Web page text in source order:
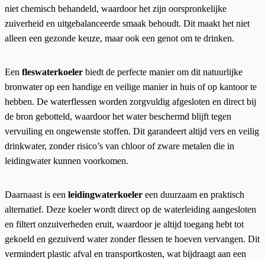
niet chemisch behandeld, waardoor het zijn oorspronkelijke
zuiverheid en uitgebalanceerde smaak behoudt. Dit maakt het niet
alleen een gezonde keuze, maar ook een genot om te drinken.
Een fleswaterkoeler biedt de perfecte manier om dit natuurlijke
bronwater op een handige en veilige manier in huis of op kantoor te
hebben. De waterflessen worden zorgvuldig afgesloten en direct bij
de bron gebotteld, waardoor het water beschermd blijft tegen
vervuiling en ongewenste stoffen. Dit garandeert altijd vers en veilig
drinkwater, zonder risico’s van chloor of zware metalen die in
leidingwater kunnen voorkomen.
Daarnaast is een leidingwaterkoeler een duurzaam en praktisch
alternatief. Deze koeler wordt direct op de waterleiding aangesloten
en filtert onzuiverheden eruit, waardoor je altijd toegang hebt tot
gekoeld en gezuiverd water zonder flessen te hoeven vervangen. Dit
vermindert plastic afval en transportkosten, wat bijdraagt aan een